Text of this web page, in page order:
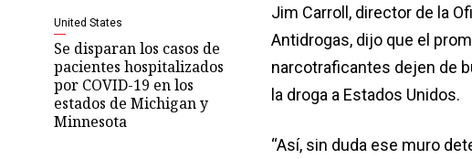
United States
Se disparan los casos de
pacientes hospitalizados
por COVID-19 en los
estados de Michigan y
Minnesota
Jim Carroll, director de la
Antidrogas, dijo que el
narcotraficantes dejen de
la droga a Estados Unidos.
“Así, sin duda ese muro